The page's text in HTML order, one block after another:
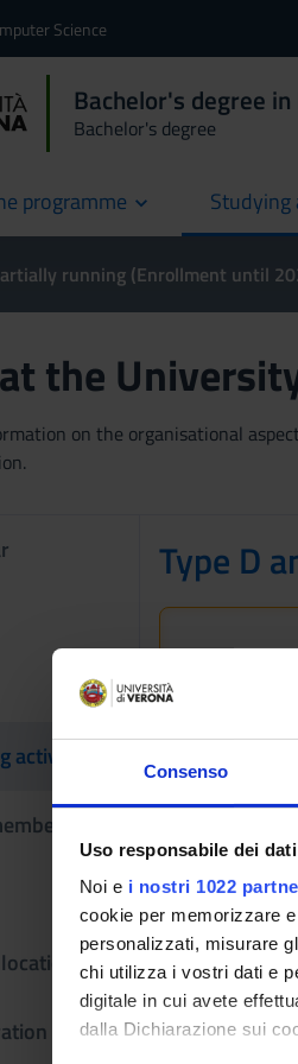
Consenso
Uso responsabile dei dati
Noi e i nostri 1022
cookie per memorizzare
personalizzati, misurare
chi utilizza i vostri dati e
digitale in cui avete
dalla Dichiarazione sui
Science
Bachelor's degree
Bachelor's degree
programme Studying
running (Enrollment until
the
on the organisational
Type D
This
If you are
Training